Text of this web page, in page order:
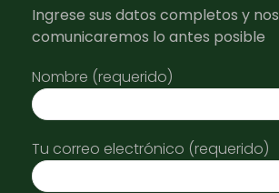
Ingrese sus datos completos y nos
comunicaremos lo antes posible
Nombre (requerido)
Tu correo electrónico (requerido)